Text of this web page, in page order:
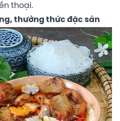
thoại.
thưởng thức đặc sản